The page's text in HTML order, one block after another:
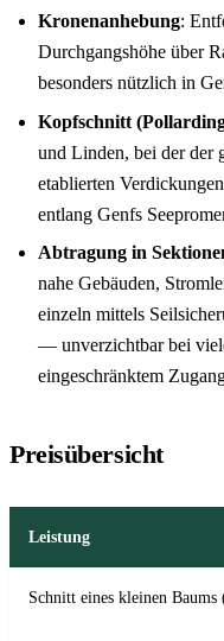
Kronenanhebung:
Durchgangshöhe über
besonders nützlich in
Kopfschnitt
und Linden, bei der der
etablierten
entlang Genfs
Abtragung in
nahe Gebäuden,
einzeln mittels
— unverzichtbar bei
eingeschränktem
Preisübersicht
Leistung
Schnitt eines kleinen Baums